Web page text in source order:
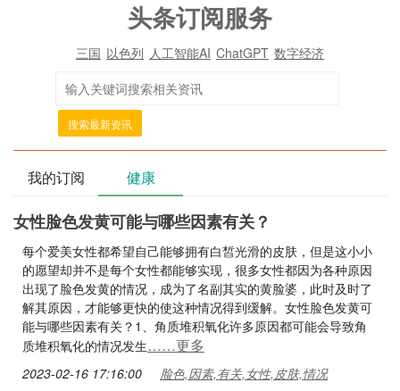
头条订阅服务
三国 以色列 人工智能AI ChatGPT 数字经济
搜索最新资讯
我的订阅 健康
女性脸色发黄可能与哪些因素有关？
每个爱美女性都希望自己能够拥有白皙光滑的皮肤，但是这小小
的愿望却并不是每个女性都能够实现，很多女性都因为各种原因
出现了脸色发黄的情况，成为了名副其实的黄脸婆，此时及时了
解其原因，才能够更快的使这种情况得到缓解。女性脸色发黄可
能与哪些因素有关？1、角质堆积氧化许多原因都可能会导致角
质堆积氧化的情况发生……更多
2023-02-16 17:16:00 脸色,因素,有关,女性,皮肤,情况